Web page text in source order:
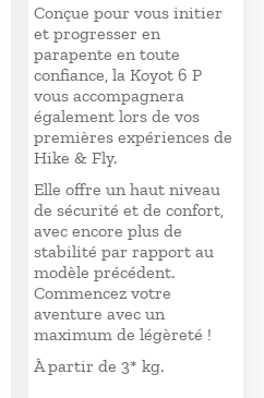
Conçue pour vous initier
et progresser en
parapente en toute
confiance, la Koyot 6 P
vous accompagnera
également lors de vos
premières expériences de
Hike & Fly.
Elle offre un haut niveau
de sécurité et de confort,
avec encore plus de
stabilité par rapport au
modèle précédent.
Commencez votre
aventure avec un
maximum de légèreté !
À partir de 3* kg.